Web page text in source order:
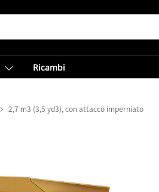
Ricambi
2,7 m3 (3,5 yd3), con attacco imperniato